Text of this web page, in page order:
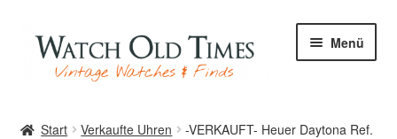
Zur
Navigation
springen
Zum
Inhalt
springen
Menü
Start Verkaufte Uhren
-VERKAUFT- Heuer Daytona Ref.